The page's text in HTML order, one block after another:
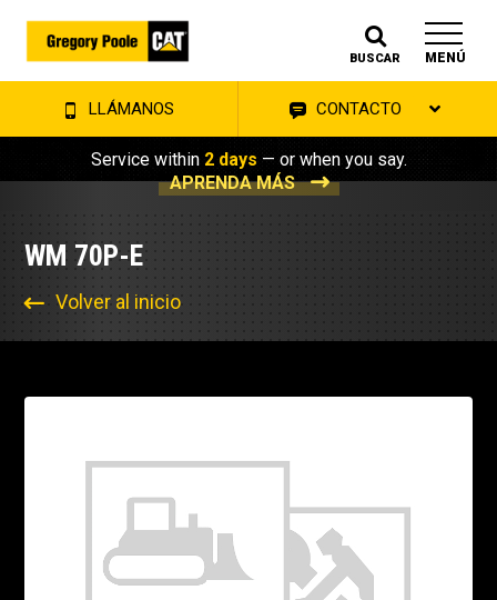
BUSCAR MENÚ
LLÁMANOS CONTACTO
Service within 2 days — or when you say.
APRENDA MÁS
WM 70P-E
Volver al inicio